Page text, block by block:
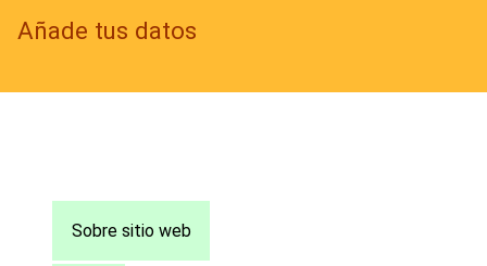
Añade tus datos
Sobre sitio web